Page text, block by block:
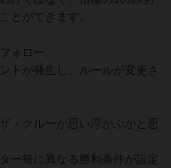
とができます。
ォロー。
トが発生し、ルールが変更さ
・クルーが思い浮かぶかと思
ー毎に異なる勝利条件が設定